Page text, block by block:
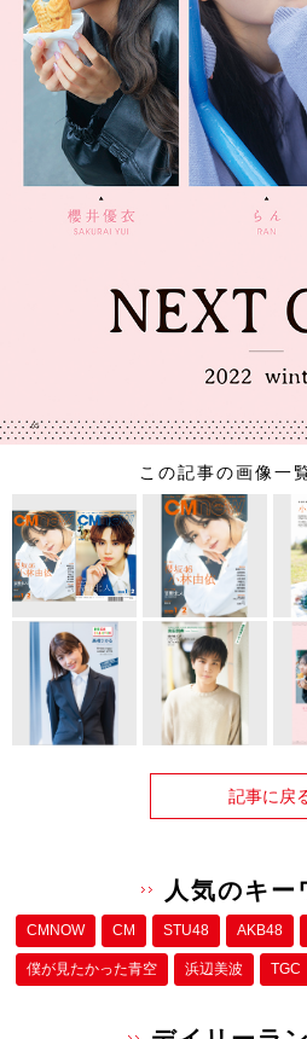
この記事の画像一
記事に戻
人気のキー
CMNOW CM STU48 AKB48
僕が⾒たかった⻘空 浜辺美波 TGC